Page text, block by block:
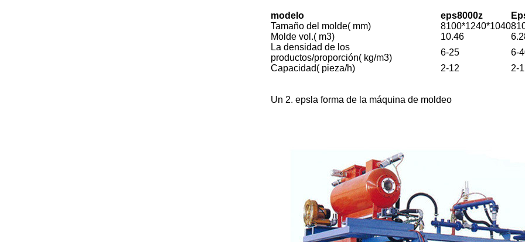
modelo eps8000z
Tamaño del molde( mm)
8100*1240*1040
Molde vol.( m3)
10.46
La densidad de los
productos/proporción( kg/m3)
6-25
6-
Capacidad( pieza/h)
2-12 2-
Un 2. eps la forma de la máquina de moldeo